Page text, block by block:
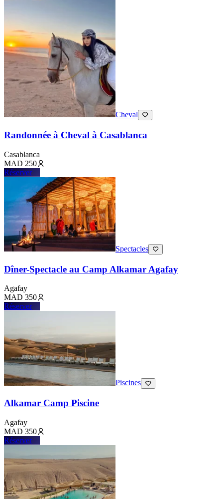
Cheval
Randonnée à Cheval à Casablanca
Casablanca
MAD 250
Réserver
Spectacles
Dîner-Spectacle au Camp Alkamar Agafay
Agafay
MAD 350
Réserver
Piscines
Alkamar Camp Piscine
Agafay
MAD 350
Réserver